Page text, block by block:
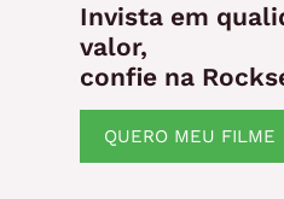
Invista em
valor,
confie na
QUERO MEU FILME